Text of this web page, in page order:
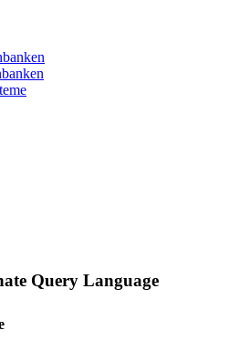
Query Language